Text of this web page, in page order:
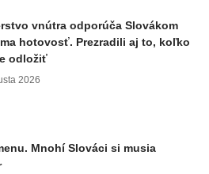
vnútra odporúča Slovákom
hotovosť. Prezradili aj to, koľko
odložiť
2026
Mnohí Slováci si musia